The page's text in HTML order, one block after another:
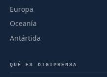
Europa
Oceanía
Antártida
QUÉ ES DIGIPRENSA